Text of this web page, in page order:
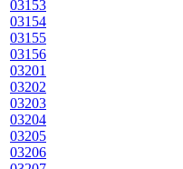
03153
03154
03155
03156
03201
03202
03203
03204
03205
03206